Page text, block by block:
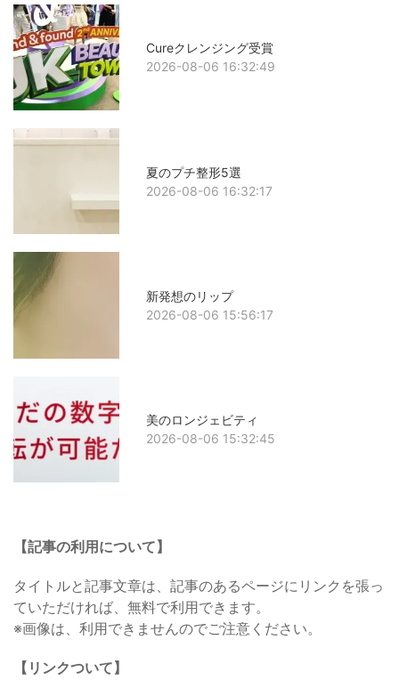
Cureクレンジング受賞
2026-08-06 16:32:49
夏のプチ整形5選
2026-08-06 16:32:17
新発想のリップ
2026-08-06 15:56:17
美のロンジェビティ
2026-08-06 15:32:45
【記事の利用について】
タイトルと記事文章は、記事のあるページにリンクを張っ
ていただければ、無料で利用できます。
※画像は、利用できませんのでご注意ください。
【リンクついて】